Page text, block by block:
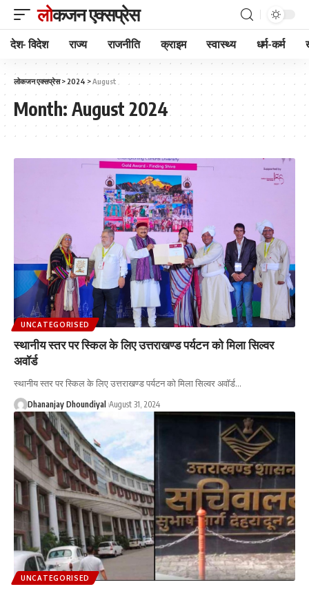
लोकजन एक्सप्रेस
देश- विदेश राज्य राजनीति क्राइम स्वास्थ्य धर्म-कर्म
लोकजन एक्सप्रेस> 2024 >August
Month:August 2024
UNCATEGORISED
स्थानीय स्तर पर स्किल के लिए उत्तराखण्ड पर्यटन को मिला सिल्वर
अवॉर्ड
स्थानीय स्तर पर स्किल के लिए उत्तराखण्ड पर्यटन को मिला सिल्वर अवॉर्ड…
Dhananjay Dhoundiyal August 31, 2024
UNCATEGORISED